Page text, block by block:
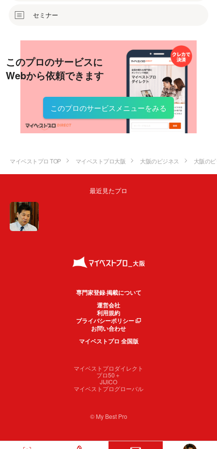
セミナー
このプロのサービスに
Webから依頼できます
このプロのサービスメニューをみる
マイベストプロ TOP マイベストプロ大阪 大阪のビジネス 大阪の
最近見たプロ
専門家登録·掲載について
運営会社
利用規約
プライバシーポリシー
お問い合わせ
マイベストプロ 全国版
マイベストプロダイレクト
プロ50＋
JIJICO
マイベストプログローバル
© My Best Pro